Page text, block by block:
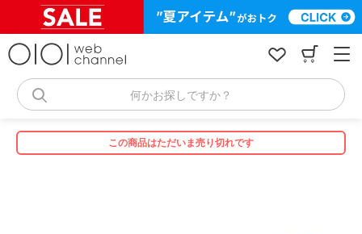
何かお探しですか？
この商品はただいま売り切れです